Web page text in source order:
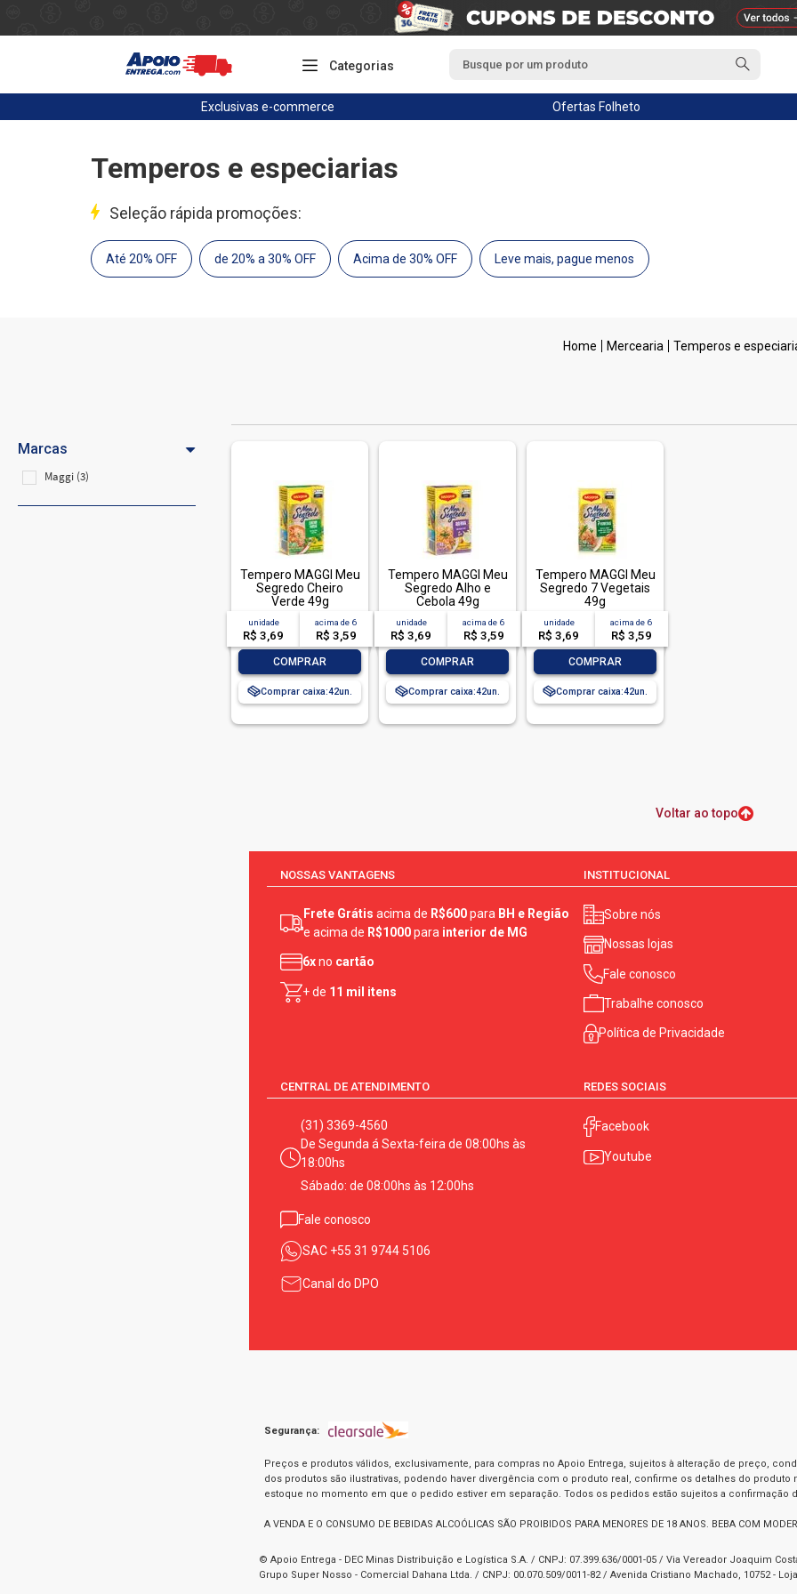
Categorias
Exclusivas e-commerce Ofertas Folheto
Temperos e especiarias
Seleção rápida promoções:
Até 20% OFF de 20% a 30% OFF Acima de 30% OFF Leve mais, pague menos
Marcas
Maggi (3)
Mercearia Temperos e
Tempero MAGGI Meu
Segredo Cheiro
Verde 49g
unidade
R$ 3,69
acima de 6
R$ 3,59
COMPRAR
Comprar caixa:42
Tempero MAGGI Meu
Segredo Alho e
Cebola 49g
unidade
R$ 3,69
acima de 6
R$ 3,59
COMPRAR
Comprar caixa:42
Tempero MAGGI Meu
Segredo 7 Vegetais
49g
unidade
R$ 3,69
acima de 6
R$ 3,59
COMPRAR
Comprar caixa:42
Voltar ao topo
NOSSAS VANTAGENS
Frete Grátis acima de R$600para BH e Região
e acima de R$1000para interior de MG
6xno cartão
+ de 11 mil itens
INSTITUCIONAL
Sobre nós
Nossas lojas
Fale conosco
Trabalhe conosco
Política de Privacidade
CENTRAL DE ATENDIMENTO
(31) 3369-4560
De Segunda á Sexta-feira de 08:00hs às
18:00hs
Sábado: de 08:00hs às 12:00hs
Fale conosco
SAC +55 31 9744 5106
Canal do DPO
REDES SOCIAIS
Facebook
Youtube
Segurança:
Preços e produtos válidos, exclusivamente, para compras no Apoio Entrega, sujeitos à alteração de preço,
dos produtos são ilustrativas, podendo haver divergência com o produto real, confirme os detalhes do
estoque no momento em que o pedido estiver em separação. Todos os pedidos estão sujeitos a confirmação
A VENDA E O CONSUMO DE BEBIDAS ALCOÓLICAS SÃO PROIBIDOS PARA MENORES DE 18 ANOS. BEBA COM
© Apoio Entrega - DEC Minas Distribuição e Logística S.A. / CNPJ: 07.399.636/0001-05 / Via Vereador Joaquim
Grupo Super Nosso - Comercial Dahana Ltda. / CNPJ: 00.070.509/0011-82 / Avenida Cristiano Machado, 10752 -